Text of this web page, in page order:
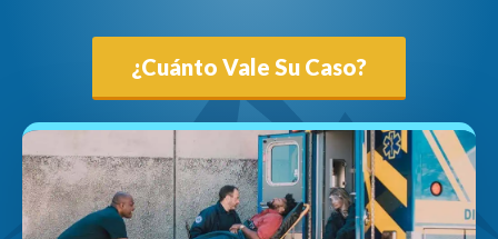
¿Cuánto Vale Su Caso?